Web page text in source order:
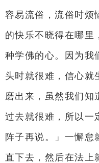
容易流俗，流俗时烦
的快乐不晓得在哪里
种学佛的心。因为我
头时就很难，信心就
磨出来，虽然我们知
过去就很难，所以一
阵子再说。」一懈怠
直下去，然后在法上